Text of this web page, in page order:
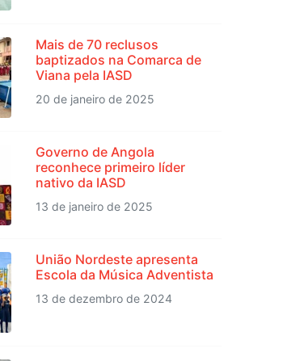
Mais de 70 reclusos
baptizados na Comarca de
Viana pela IASD
20 de janeiro de 2025
Governo de Angola
reconhece primeiro líder
nativo da IASD
13 de janeiro de 2025
União Nordeste apresenta
Escola da Música Adventista
13 de dezembro de 2024